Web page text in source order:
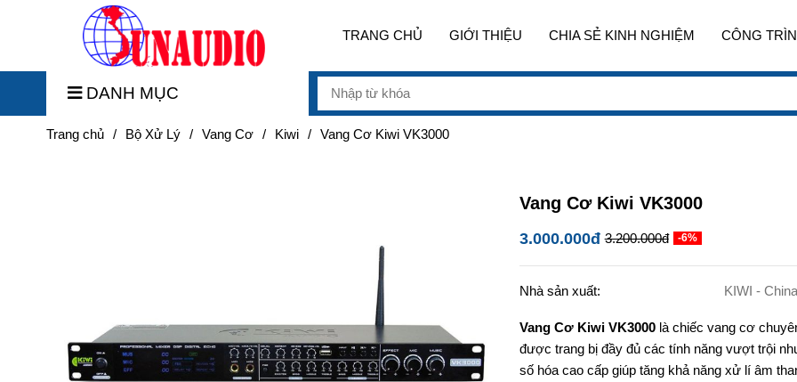
TRANG CHỦ GIỚI THIỆU CHIA SẺ KINH NGHIỆM CÔNG
DANH MỤC
Trang chủ / Bộ Xử Lý / Vang Cơ / Kiwi / Vang Cơ Kiwi VK3000
Vang Cơ Kiwi VK3000
3.000.000đ 3.200.000đ -6%
Nhà sản xuất: KIWI - China
Vang Cơ Kiwi VK3000 là chiếc vang cơ
được trang bị đầy đủ các tính năng vượt trội
số hóa cao cấp giúp tăng khả năng xử lí âm